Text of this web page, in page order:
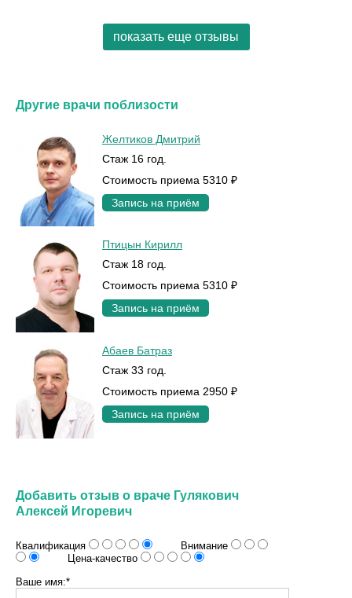
показать еще отзывы
Другие врачи поблизости
Желтиков Дмитрий
Стаж 16 год.
Стоимость приема 5310 ₽
Запись на приём
Птицын Кирилл
Стаж 18 год.
Стоимость приема 5310 ₽
Запись на приём
Абаев Батраз
Стаж 33 год.
Стоимость приема 2950 ₽
Запись на приём
Добавить отзыв о враче Гулякович
Алексей Игоревич
Квалификация
Внимание
Цена-качество
Ваше имя:*